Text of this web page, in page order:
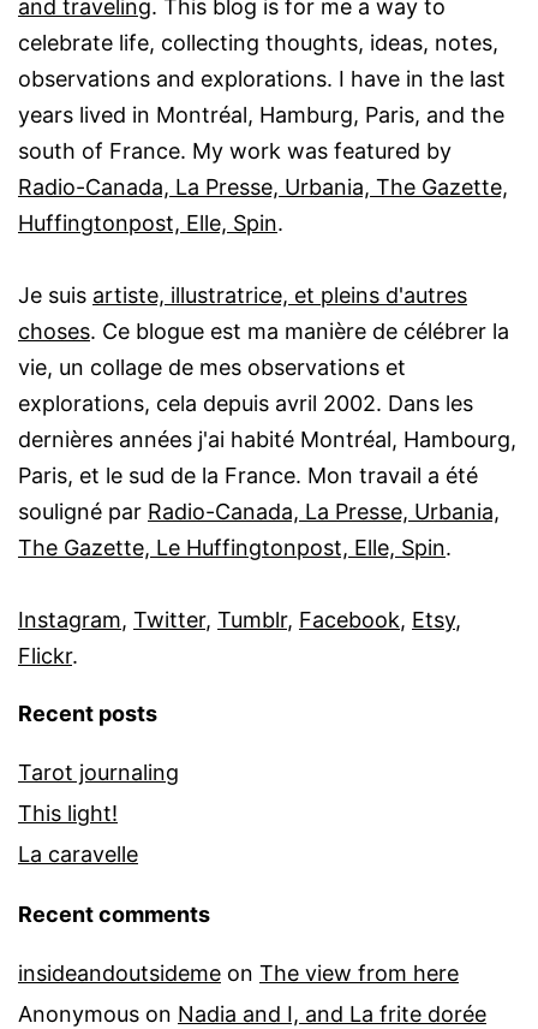
and traveling. This blog is for me a way to
celebrate life, collecting thoughts, ideas, notes,
observations and explorations. I have in the last
years lived in Montréal, Hamburg, Paris, and the
south of France. My work was featured by
Radio-Canada, La Presse, Urbania, The Gazette,
Huffingtonpost, Elle, Spin.
Je suis artiste, illustratrice, et pleins d'autres
choses. Ce blogue est ma manière de célébrer la
vie, un collage de mes observations et
explorations, cela depuis avril 2002. Dans les
dernières années j'ai habité Montréal, Hambourg,
Paris, et le sud de la France. Mon travail a été
souligné par Radio-Canada, La Presse, Urbania,
The Gazette, Le Huffingtonpost, Elle, Spin.
Instagram, Twitter, Tumblr, Facebook, Etsy,
Flickr.
Recent posts
Tarot journaling
This light!
La caravelle
Recent comments
insideandoutsideme on The view from here
Anonymous on Nadia and I, and La frite dorée